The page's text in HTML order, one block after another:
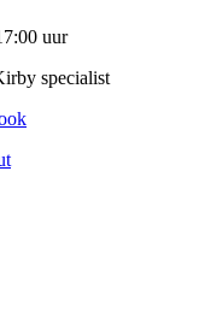
uur
specialist